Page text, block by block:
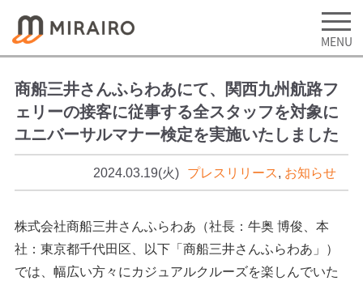
商船三井さんふらわあにて、関西九州航路フ
ェリーの接客に従事する全スタッフを対象に
ユニバーサルマナー検定を実施いたしました
2024.03.19(火) プレスリリース, お知らせ
株式会社商船三井さんふらわあ（社長：牛奥 博俊、本
社：東京都千代田区、以下「商船三井さんふらわあ」）
では、幅広い方々にカジュアルクルーズを楽しんでいた